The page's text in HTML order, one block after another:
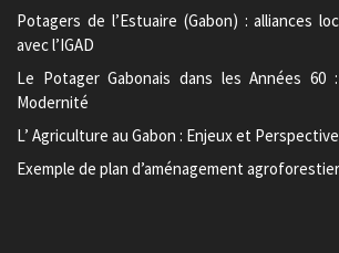
Potagers de l’Estuaire (Gabon) : alliances
avec l’IGAD
Le Potager Gabonais dans les Années
Modernité
L’ Agriculture au Gabon : Enjeux et
Exemple de plan d’aménagement agroforestier